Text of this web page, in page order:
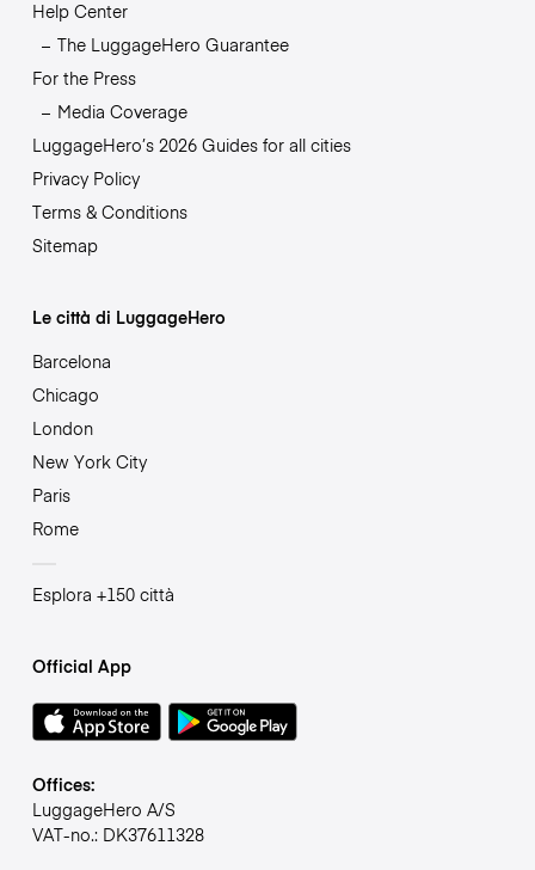
Help Center
The LuggageHero Guarantee
For the Press
Media Coverage
LuggageHero’s 2026 Guides for all cities
Privacy Policy
Terms & Conditions
Sitemap
Le città di LuggageHero
Barcelona
Chicago
London
New York City
Paris
Rome
Esplora +150 città
Official App
Offices:
LuggageHero A/S
VAT-no.: DK37611328